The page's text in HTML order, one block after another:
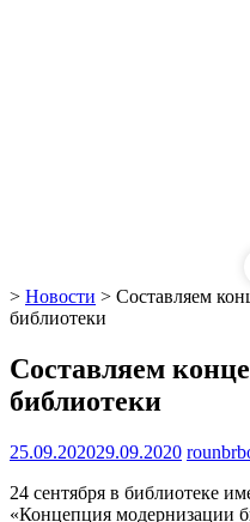
> Новости > Составляем
библиотеки
Составляем
библиотеки
25.09.202029.09.2020
24 сентября в библиотеке
«Концепция модернизации